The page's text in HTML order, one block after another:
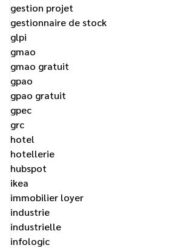
gestion projet
gestionnaire de stock
glpi
gmao
gmao gratuit
gpao
gpao gratuit
gpec
grc
hotel
hotellerie
hubspot
ikea
immobilier loyer
industrie
industrielle
infologic